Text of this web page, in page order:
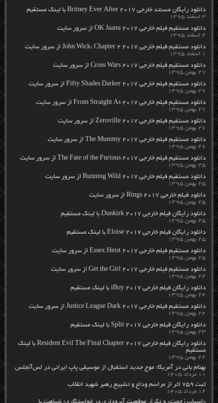
دانلود رایگان مسنتد خارجی Britney Ever After 2017 با لینک مستقیم
۳ اسفند ۱۳۹۵
دانلود مستقیم فیلم خارجی OK Jaanu 2017 از سرور سایت
۲ اسفند ۱۳۹۵
دانلود مستقیم فیلم خارجی John Wick: Chapter 2 2017 از سرور سایت
۱ اسفند ۱۳۹۵
دانلود مستقیم فیلم خارجی Cross Wars 2017 از سرور سایت
۲۷ بهمن ۱۳۹۵
دانلود مستقیم فیلم خارجی Fifty Shades Darker 2017 از سرور سایت
۲۷ بهمن ۱۳۹۵
دانلود مستقیم فیلم خارجی From Straight As 2017 از سرور سایت
۲۷ بهمن ۱۳۹۵
دانلود مستقیم فیلم خارجی Zeroville 2017 از سرور سایت
۲۶ بهمن ۱۳۹۵
دانلود مستقیم فیلم خارجی The Mummy 2017 از سرور سایت
۲۶ بهمن ۱۳۹۵
دانلود مستقیم فیلم خارجی The Fate of the Furious 2017 از سرور سایت
۲۵ بهمن ۱۳۹۵
دانلود مستقیم فیلم خارجی Running Wild 2017 از سرور سایت
۲۵ بهمن ۱۳۹۵
دانلود فیلم خارجی Rings 2017 از سرور سایت
۲۵ بهمن ۱۳۹۵
دانلود رایگان فیلم خارجی Dunkirk 2017 با لینک مستقیم
۲۵ بهمن ۱۳۹۵
دانلود رایگان فیلم خارجی Eloise 2017 با لینک مستقیم
۲۵ بهمن ۱۳۹۵
دانلود مستقیم فیلم خارجی Essex Heist 2017 از سرور سایت
۲۵ بهمن ۱۳۹۵
دانلود مستقیم فیلم خارجی Get the Girl 2017 از سرور سایت
۲۴ بهمن ۱۳۹۵
دانلود رایگان فیلم خارجی iBoy 2017 با لینک مستقیم
۲۴ بهمن ۱۳۹۵
دانلود مستقیم فیلم خارجی Justice League Dark 2017 از سرور سایت
۲۴ بهمن ۱۳۹۵
دانلود رایگان فیلم خارجی Split 2017 با لینک مستقیم
۲۳ بهمن ۱۳۹۵
دانلود رایگان فیلم خارجی Resident Evil The Final Chapter 2017 با لینک
مستقیم
۲۲ بهمن ۱۳۹۵
بهنام بانی در آمریکا: موج جدید استقبال از موسیقی پاپ ایرانی در لس‌آنجلس
۱۱ مرداد ۱۴۰۵
ثبت ۷۵۹ اثر از مراسم وداع و تشییع رهبر شهید انقلاب
۱۲ مرداد ۱۴۰۵